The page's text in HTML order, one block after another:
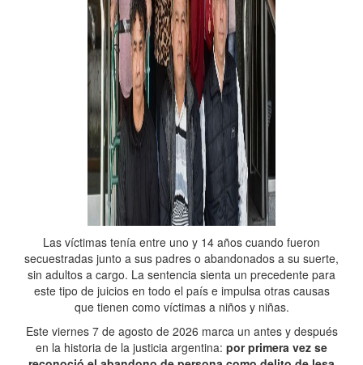
Las víctimas tenía entre uno y 14 años cuando fueron
secuestradas junto a sus padres o abandonados a su suerte,
sin adultos a cargo. La sentencia sienta un precedente para
este tipo de juicios en todo el país e impulsa otras causas
que tienen como víctimas a niños y niñas.
Este viernes 7 de agosto de 2026 marca un antes y después
en la historia de la justicia argentina: por primera vez se